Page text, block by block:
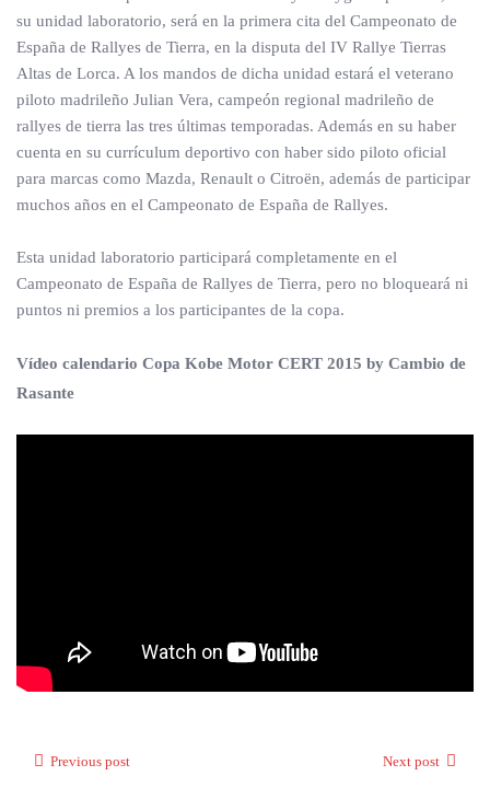
su unidad laboratorio, será en la primera cita del Campeonato de
España de Rallyes de Tierra, en la disputa del IV Rallye Tierras
Altas de Lorca. A los mandos de dicha unidad estará el veterano
piloto madrileño Julian Vera, campeón regional madrileño de
rallyes de tierra las tres últimas temporadas. Además en su haber
cuenta en su currículum deportivo con haber sido piloto oficial
para marcas como Mazda, Renault o Citroën, además de participar
muchos años en el Campeonato de España de Rallyes.
Esta unidad laboratorio participará completamente en el
Campeonato de España de Rallyes de Tierra, pero no bloqueará ni
puntos ni premios a los participantes de la copa.
Vídeo calendario Copa Kobe Motor CERT 2015 by Cambio de
Rasante
Previous post Next post